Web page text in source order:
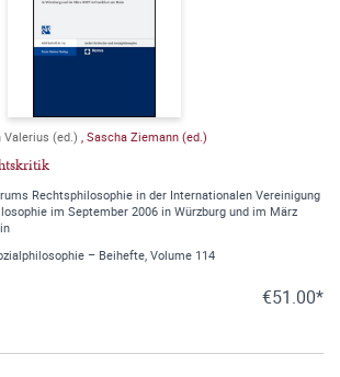
Valerius (ed.) Sascha Ziemann (ed.)
Rechtsphilosophie in der Internationalen Vereinigung
im September 2006 in Würzburg und im März
– Beihefte, Volume 114
€51.00*